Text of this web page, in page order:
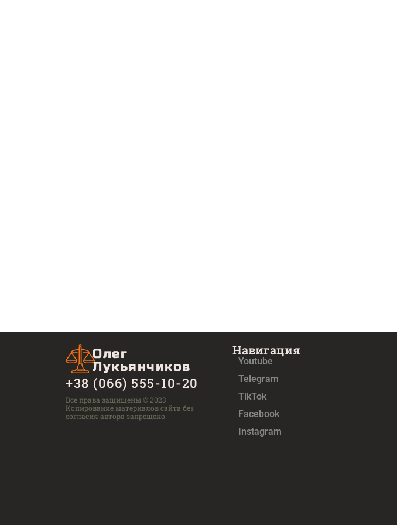
Олег
Лукьянчиков
+38 (066) 555-10-20
Все права защищены © 2023
Копирование материалов сайта без
согласия автора запрещено.
Навигация
Youtube
Telegram
TikTok
Facebook
Instagram